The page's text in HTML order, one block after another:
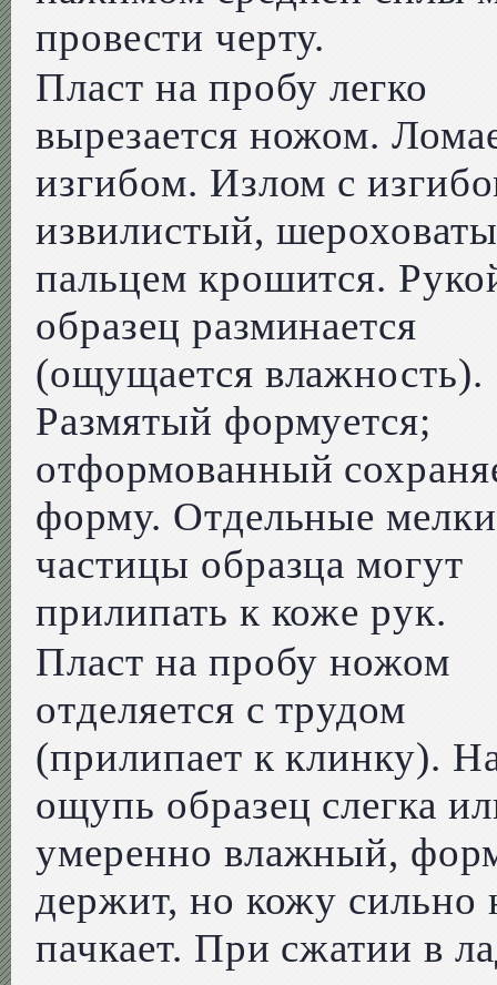
провести черту.
Пласт на пробу легко
вырезается ножом.
изгибом. Излом с
извилистый,
пальцем крошится.
образец разминается
(ощущается влажность).
Размятый формуется;
отформованный
форму. Отдельные
частицы образца могут
прилипать к коже рук.
Пласт на пробу ножом
отделяется с трудом
(прилипает к клинку).
ощупь образец слегка
умеренно влажный,
держит, но кожу сильно
пачкает. При сжатии в